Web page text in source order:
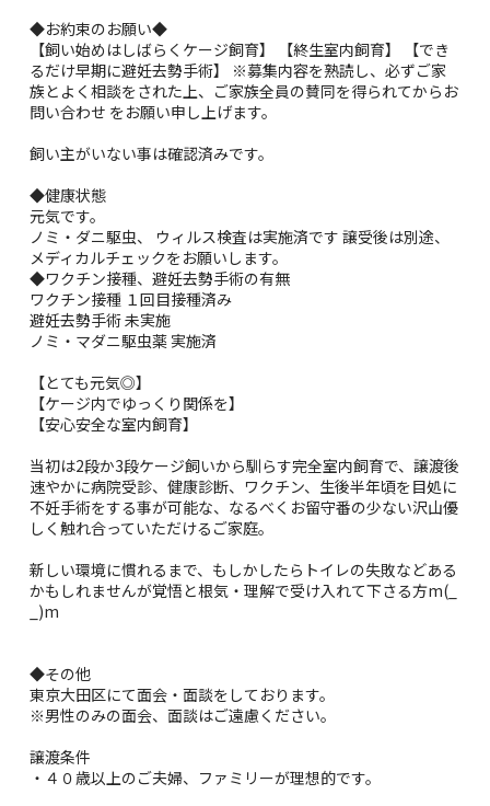
◆お約束のお願い◆
【飼い始めはしばらくケージ飼育】 【終生室内飼育】 【でき
るだけ早期に避妊去勢手術】 ※募集内容を熟読し、必ずご家
族とよく相談をされた上、ご家族全員の賛同を得られてからお
問い合わせ をお願い申し上げます。
飼い主がいない事は確認済みです。
◆健康状態
元気です。
ノミ・ダニ駆虫、 ウィルス検査は実施済です 譲受後は別途、
メディカルチェックをお願いします。
◆ワクチン接種、避妊去勢手術の有無
ワクチン接種 １回目接種済み
避妊去勢手術 未実施
ノミ・マダニ駆虫薬 実施済
【とても元気◎】
【ケージ内でゆっくり関係を】
【安心安全な室内飼育】
️当初は2段か3段ケージ飼いから馴らす完全室内飼育で、譲渡後
速やかに病院受診、健康診断、ワクチン、生後半年頃を目処に
不妊手術をする事が可能な、なるべくお留守番の少ない沢山優
しく触れ合っていただけるご家庭。
️新しい環境に慣れるまで、もしかしたらトイレの失敗などある
かもしれませんが覚悟と根気・理解で受け入れて下さる方m(_
_)m
◆その他
東京大田区にて面会・面談をしております。
※男性のみの面会、面談はご遠慮ください。
譲渡条件
・４０歳以上のご夫婦、ファミリーが理想的です。